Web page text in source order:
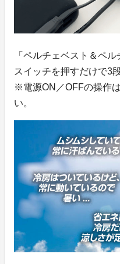
「ペルチェベスト＆ペ
スイッチを押すだけで3
※電源ON／OFFの操作
い。